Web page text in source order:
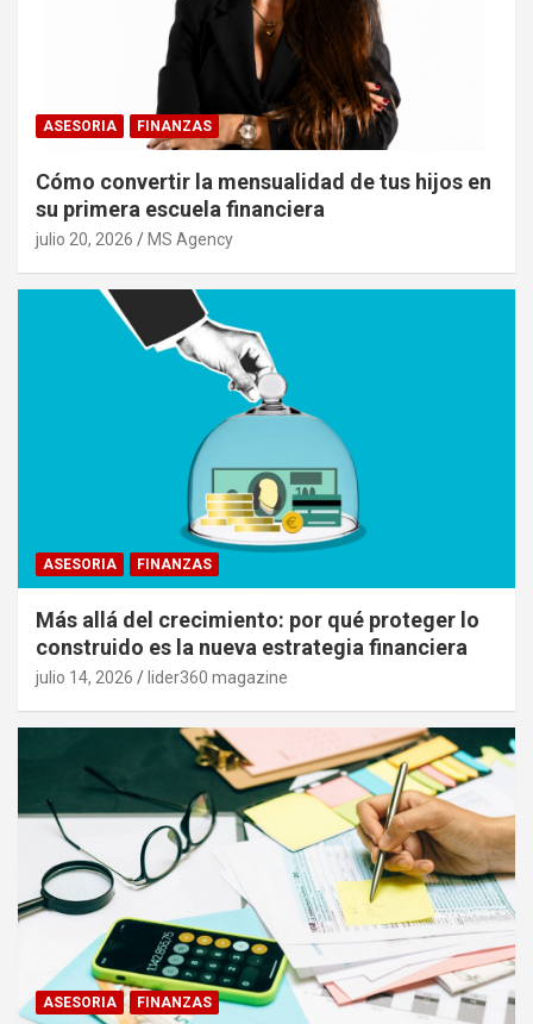
ASESORIA FINANZAS
Cómo convertir la mensualidad de tus hijos en
su primera escuela financiera
julio 20, 2026 MS Agency
ASESORIA FINANZAS
Más allá del crecimiento: por qué proteger lo
construido es la nueva estrategia financiera
julio 14, 2026 lider360 magazine
ASESORIA FINANZAS